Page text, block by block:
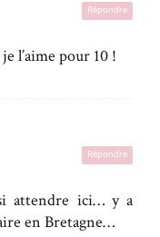
Répondre
l’aime pour 10 !
Répondre
attendre ici… y a
en Bretagne…